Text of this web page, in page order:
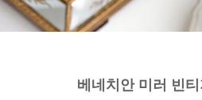
베네치안 미러 빈